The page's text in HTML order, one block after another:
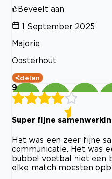
Beveelt aan
1 September 2025
Majorie
Oosterhout
delen
9
Super fijne
Het was een zeer fijne
communicatie. Het was
bubbel voetbal niet een
elke match moesten